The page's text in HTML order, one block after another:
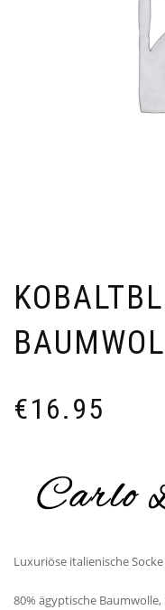
€16.95
Luxuriöse italienische Socke
80% ägyptische